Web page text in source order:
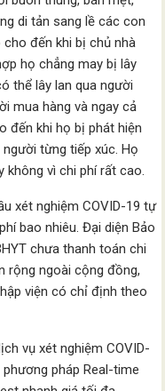
di tản sang lề các con
đến khi bị chủ nhà
họ chẳng may bị lây
thể lây lan qua người
mua hàng và ngay cả
đến khi họ bị phát hiện
từng tiếp xúc. Họ
không vì chi phí rất cao.
xét nghiệm COVID-19 tự
bao nhiêu. Đại diện Bảo
chưa thanh toán chi
rộng ngoài cộng đồng,
viện có chỉ định theo
vụ xét nghiệm COVID-
pháp Real-time